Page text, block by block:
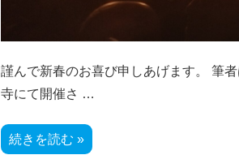
謹んで新春のお喜び申しあげます。 筆
寺にて開催さ …
今
年
続きを読む »